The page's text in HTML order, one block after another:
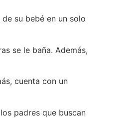
su bebé en un solo
se le baña. Además,
cuenta con un
padres que buscan